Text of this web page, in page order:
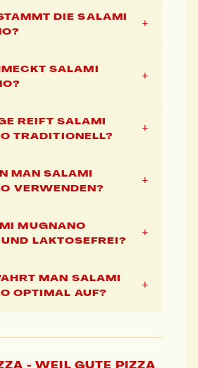
DIE SALAMI
+
SALAMI
+
REIFT SALAMI
TRADITIONELL?
+
MAN SALAMI
VERWENDEN?
+
MUGNANO
LAKTOSEFREI?
+
MAN SALAMI
OPTIMAL AUF?
+
- WEIL GUTE PIZZA